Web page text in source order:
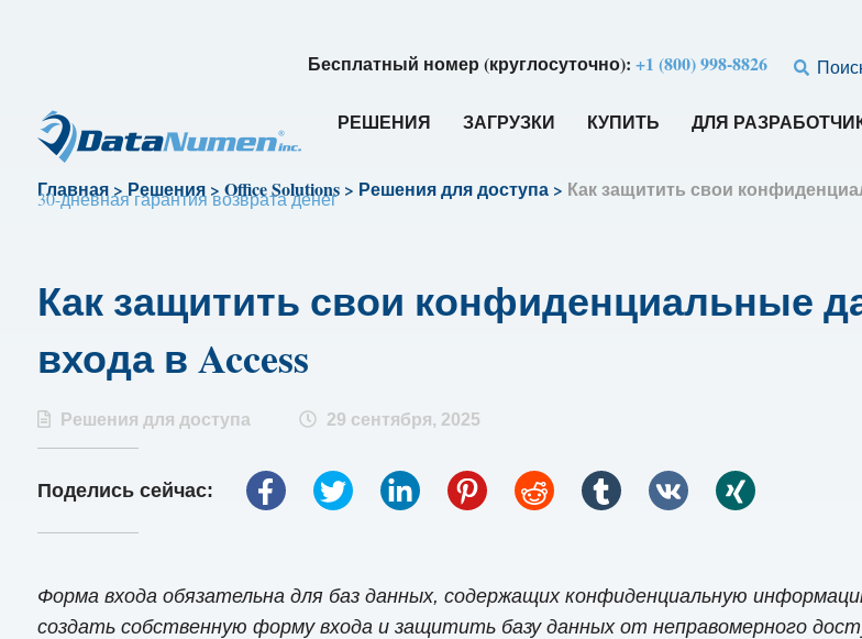
Бесплатный номер (круглосуточно):+1 (800) 998-8826
30-дневная гарантия возврата денег
РЕШЕНИЯ ЗАГРУЗКИ КУПИТЬ ДЛЯ
Главная> Решения> Office Solutions> Решения для доступа> Как защитить свои
Как защитить свои
входа в Access
Решения для доступа 29 сентября, 2025
Поделись сейчас:
Форма входа обязательна для баз данных, содержащих конфиденциальную
создать собственную форму входа и защитить базу данных от неправомерного